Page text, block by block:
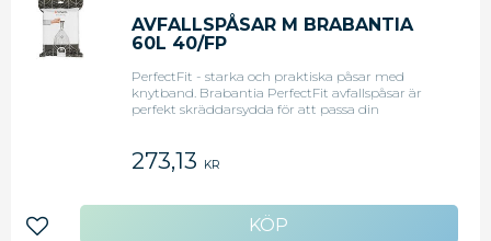
AVFALLSPÅSAR M BRABANTIA
60L 40/FP
PerfectFit - starka och praktiska påsar med
knytband. Brabantia PerfectFit avfallspåsar är
perfekt skräddarsydda för att passa din
273,13 KR